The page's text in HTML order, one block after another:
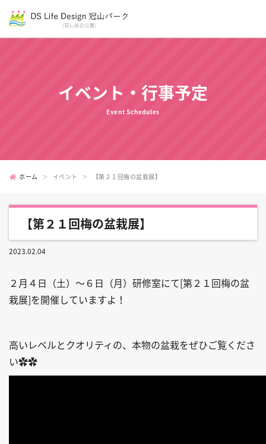
イベント・行事予定
Event Schedules
ホーム イベント 【第２１回梅の盆栽展】
【第２１回梅の盆栽展】
2023.02.04
２月４日（土）～６日（月）研修室にて[第２１回梅の盆
栽展]を開催していますよ！
高いレベルとクオリティの、本物の盆栽をぜひご覧くださ
い✿✿